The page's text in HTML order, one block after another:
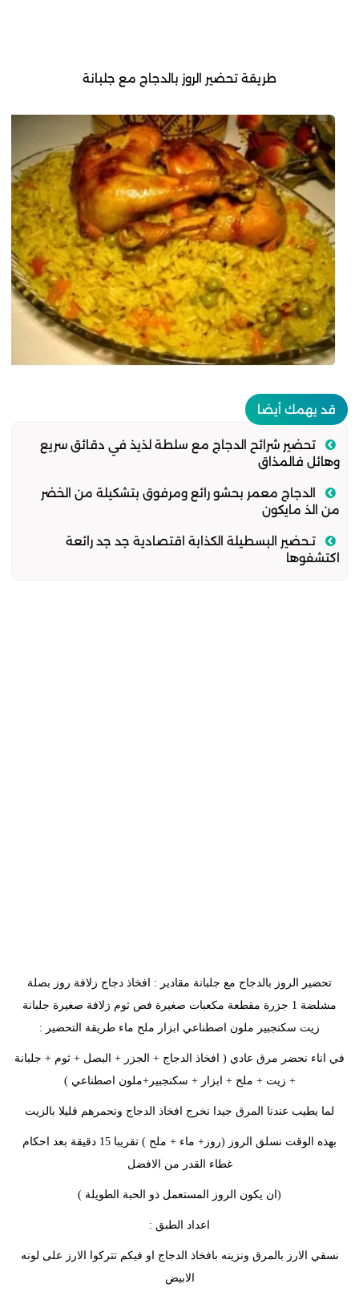
طريقة تحضير الروز بالدجاج مع جلبانة
قد يهمك أيضا
تحضير شرائح الدجاج مع سلطة لذيذ في دقائق سريع
وهائل فالمذاق
الدجاج معمر بحشو رائع ومرفوق بتشكيلة من الخضر
من الذ مايكون
تـحضير البسطيلة الكذابة اقتصادية جد جد رائعة
اكتشفوها
تحضير الروز بالدجاج مع جلبانة مقادير : افخاذ دجاج زلافة روز بصلة
مشلضة 1 جزرة مقطعة مكعبات صغيرة فص ثوم زلافة صغيرة جلبانة
زيت سكنجبير ملون اصطناعي ابزار ملح ماء طريقة التحضير :
في اناء نحضر مرق عادي ( افخاذ الدجاج + الجزر + البصل + ثوم + جلبانة
+ زيت + ملح + ابزار + سكنجبير+ملون اصطناعي )
لما يطيب عندنا المرق جيدا نخرج افخاذ الدجاج ونحمرهم قليلا بالزيت
بهذه الوقت نسلق الروز (روز+ ماء + ملح ) تقريبا 15 دقيقة بعد احكام
غطاء القدر من الافضل
(ان يكون الروز المستعمل ذو الحبة الطويلة )
اعداد الطبق :
نسقي الارز بالمرق ونزينه بافخاذ الدجاج او فيكم تتركوا الارز على لونه
الابيض